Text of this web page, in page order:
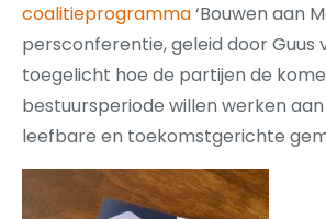
coalitieprogramma‘Bouwen aan
persconferentie, geleid door Guus
toegelicht hoe de partijen de
bestuursperiode willen werken
leefbare en toekomstgerichte